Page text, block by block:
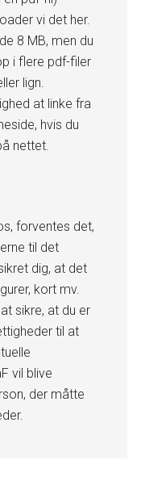
vi det her.
8 MB, men du
i flere pdf-filer
lign.
at linke fra
hvis du
nettet.
forventes det,
til det
dig, at det
kort mv.
sikre, at du er
til at
vil blive
der måtte